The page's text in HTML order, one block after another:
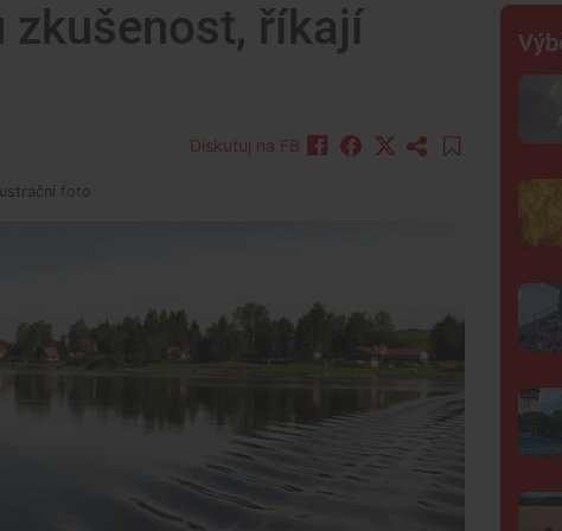
zkušenost, říkají
Diskutuj na FB
foto